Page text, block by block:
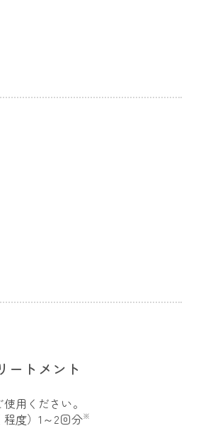
ートメント
用ください。
度）1～2回分※